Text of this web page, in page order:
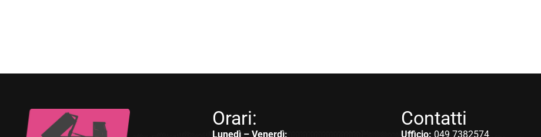
Orari:
Lunedì – Venerdì:
Contatti
Ufficio: 049 7382574